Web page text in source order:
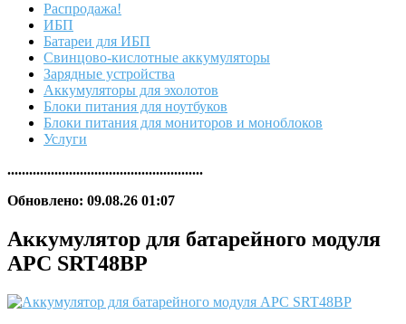
Распродажа!
ИБП
Батареи для ИБП
Свинцово-кислотные аккумуляторы
Зарядные устройства
Аккумуляторы для эхолотов
Блоки питания для ноутбуков
Блоки питания для мониторов и моноблоков
Услуги
......................................................
Обновлено: 09.08.26 01:07
Аккумулятор для батарейного модуля
APC SRT48BP